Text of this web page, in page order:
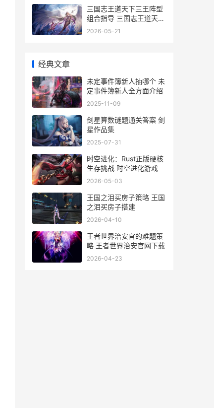
三国志王道天下三王阵型
组合指导 三国志王道天下
上线时间
2026-05-21
经典文章
未定事件簿新人抽哪个 未
定事件簿新人全方面介绍
2025-11-09
剑星算数谜题通关答案 剑
星作品集
2025-07-31
时空进化：Rust正版硬核
生存挑战 时空进化游戏
2026-05-03
王国之泪买房子策略 王国
之泪买房子搭建
2026-04-10
王者世界治安官的难题策
略 王者世界治安官网下载
2026-04-23